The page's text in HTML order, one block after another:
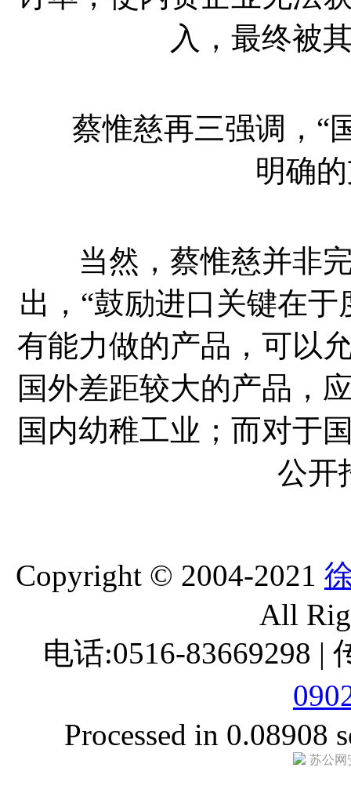
入，最终被
蔡惟慈再三强调，“国
明确
当然，蔡惟慈并非完
出，“鼓励进口关键在
有能力做的产品，可以
国外差距较大的产品，
国内幼稚工业；而对于
公开
Copyright © 2004-2021
All
电话:0516-83669298 |
Processed in 0.08908
苏公网